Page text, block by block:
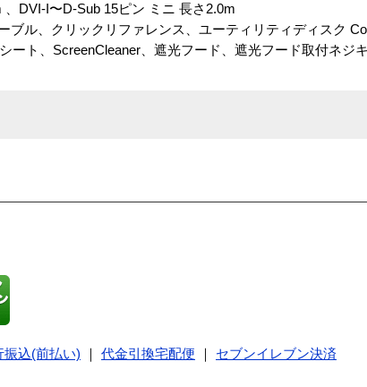
DVI-I〜D-Sub 15ピン ミニ 長さ2.0m
ブル、クリックリファレンス、ユーティリティディスク
ート、ScreenCleaner、遮光フード、遮光フード取付ネジ
振込(前払い) 代金引換宅配便
セブンイレブン決済